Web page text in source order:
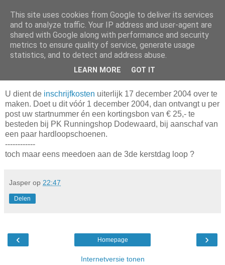
Da_Blog
You don't put a bumpersticker on a Bentley
woensdag, oktober 20, 2004
U dient de inschrijfkosten uiterlijk 17 december 2004 over te
maken. Doet u dit vóór 1 december 2004, dan ontvangt u per
post uw startnummer én een kortingsbon van € 25,- te
besteden bij PK Runningshop Dodewaard, bij aanschaf van
een paar hardloopschoenen.
------------
toch maar eens meedoen aan de 3de kerstdag loop ?
Jasper op 22:47
Delen
‹ ›
Homepage
Internetversie tonen
This site uses cookies from Google to deliver its services
and to analyze traffic. Your IP address and user-agent are
shared with Google along with performance and security
metrics to ensure quality of service, generate usage
statistics, and to detect and address abuse.
LEARN MORE GOT IT